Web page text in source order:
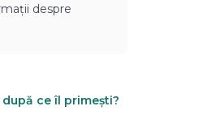
despre
după ce îl primești?